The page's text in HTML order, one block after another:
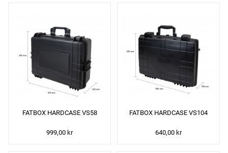
FATBOX HARDCASE VS58
999,00 kr
FATBOX HARDCASE VS104
640,00 kr